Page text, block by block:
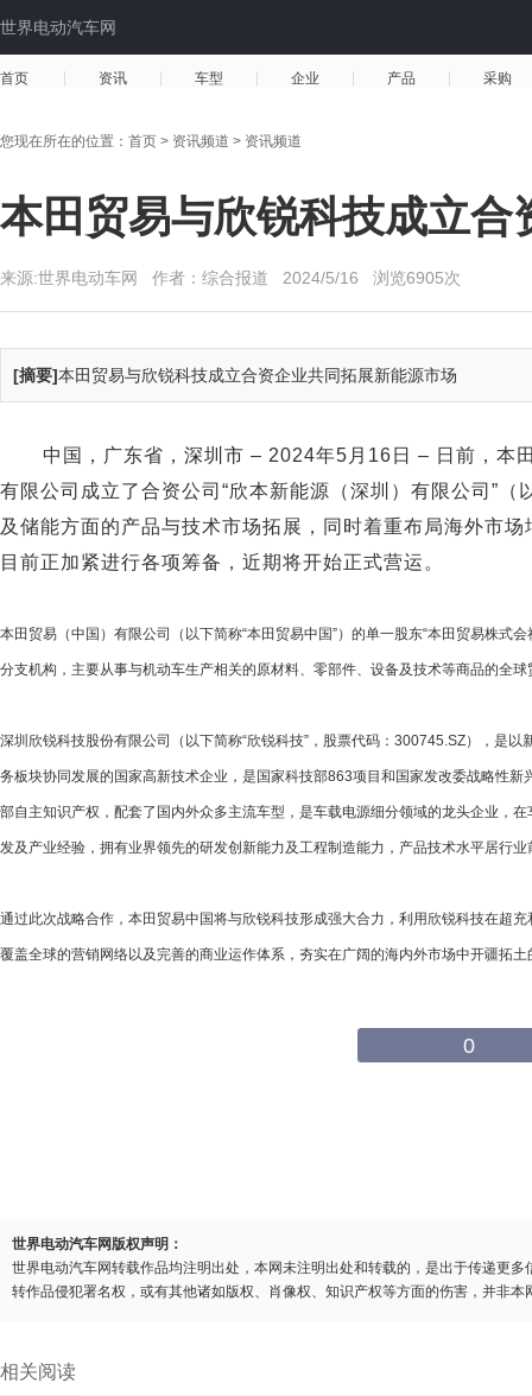
世界电动汽车网
首页 资讯 车型 企业 产品 采购
您现在所在的位置： 首页 > 资讯频道 > 资讯频道
本田贸易与欣锐科技成立
来源:世界电动车网 作者：综合报道 2024/5/16 浏览6905次
[摘要]本田贸易与欣锐科技成立合资企业共同拓展新能源市场
中国，广东省， 深圳市 – 2024年5月16日 – 日前，本
有限公司成立了合资公司“欣本新能源（深圳）有限公司”（
及储能方面的产品与技术市场拓展，同时着重布局海外市
目前正加紧进行各项筹备，近期将开始正式营运。
本田贸易（中国）有限公司（以下简称“本田贸易中国”）的单一股东“本田贸易株式
分支机构，主要从事与机动车生产相关的原材料、零部件、设备及技术等商品的全
深圳欣锐科技股份有限公司（以下简称“欣锐科技”，股票代码：300745.SZ），是以
务板块协同发展的国家高新技术企业，是国家科技部863项目和国家发改委战略性
部自主知识产权，配套了国内外众多主流车型，是车载电源细分领域的龙头企业，
发及产业经验，拥有业界领先的研发创新能力及工程制造能力，产品技术水平居行业
通过此次战略合作，本田贸易中国将与欣锐科技形成强大合力，利用欣锐科技在超
覆盖全球的营销网络以及完善的商业运作体系，夯实在广阔的海内外市场中开疆拓
0
世界电动汽车网版权声明：
世界电动汽车网转载作品均注明出处，本网未注明出处和转载的，是出于传递更
转作品侵犯署名权，或有其他诸如版权、肖像权、知识产权等方面的伤害，并非
相关阅读